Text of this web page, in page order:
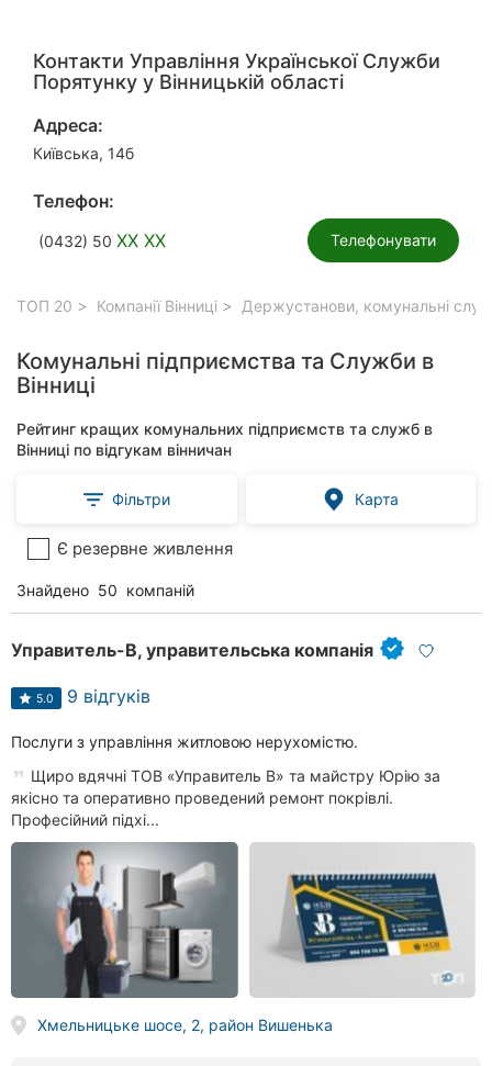
Карпати
Контакти Управління Української Служби
Порятунку у Вінницькій області
Адреса:
Київська, 14б
Телефон:
(0432) 50 XX XX Телефонувати
ТОП 20 Компанії Вінниці Держустанови, комунальні
Комунальні підприємства та Служби в
Вінниці
Рейтинг кращих комунальних підприємств та служб в
Вінниці по відгукам вінничан
Фільтри Карта
Є резервне живлення
Знайдено 50 компаній
Управитель-В, управительська компанія
5.0 9 відгуків
Послуги з управління житловою нерухомістю.
Щиро вдячні ТОВ «Управитель В» та майстру Юрію за
якісно та оперативно проведений ремонт покрівлі.
Професійний підхі...
Хмельницьке шосе, 2, район Вишенька